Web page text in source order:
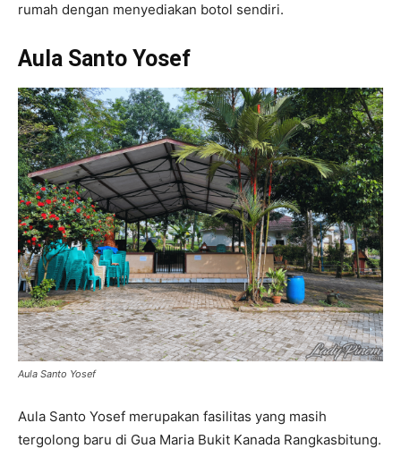
rumah dengan menyediakan botol sendiri.
Aula Santo Yosef
Aula Santo Yosef
Aula Santo Yosef merupakan fasilitas yang masih
tergolong baru di Gua Maria Bukit Kanada Rangkasbitung.